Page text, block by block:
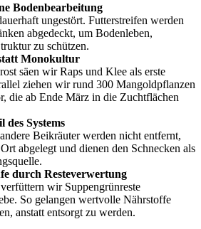
Bodenbearbeitung
ungestört. Futterstreifen werden
abgedeckt, um Bodenleben,
zu schützen.
Monokultur
säen wir Raps und Klee als erste
ziehen wir rund 300 Mangoldpflanzen
die ab Ende März in die Zuchtflächen
des Systems
Beikräuter werden nicht entfernt,
abgelegt und dienen den Schnecken als
durch Resteverwertung
wir Suppengrünreste
So gelangen wertvolle Nährstoffe
anstatt entsorgt zu werden.